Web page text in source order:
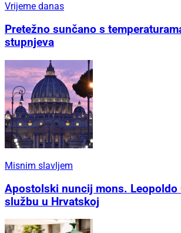
Vrijeme danas
Pretežno sunčano s
stupnjeva
Misnim slavljem
Apostolski nuncij mons. Leopoldo
službu u Hrvatskoj